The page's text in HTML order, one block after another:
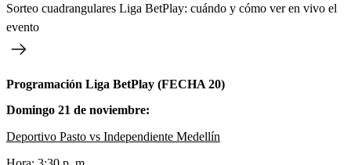
Sorteo cuadrangulares Liga BetPlay: cuándo y cómo ver en vivo el
evento
Programación Liga BetPlay (FECHA 20)
Domingo 21 de noviembre:
Deportivo Pasto vs Independiente Medellín